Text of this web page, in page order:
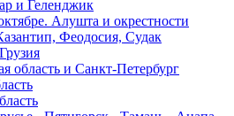
и Геленджик
Алушта и окрестности
Феодосия, Судак
область и Санкт-Петербург